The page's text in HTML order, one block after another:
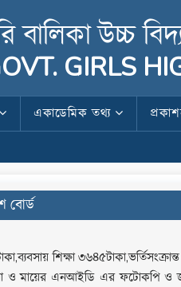
বালিকা উচ্চ
GIRLS
একাডেমিক তথ্য
বোর্ড
শিক্ষা
ও মায়ের এনআইডি এর ফটোকপি ও